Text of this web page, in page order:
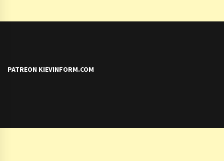
PATREON KIEVINFORM.COM